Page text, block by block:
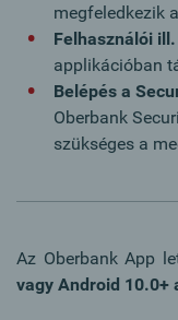
megfeledkezik
Felhasználói
applikációban
Belépés a
Oberbank
szükséges a
Az Oberbank App
vagy Android 10.0+